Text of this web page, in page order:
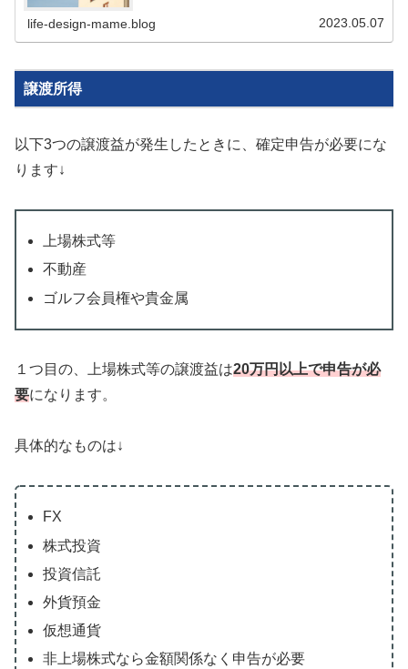
life-design-mame.blog 2023.05.07
譲渡所得
以下3つの譲渡益が発生したときに、確定申告が必要にな
ります↓
上場株式等
不動産
ゴルフ会員権や貴金属
１つ目の、上場株式等の譲渡益は20万円以上で申告が必
要になります。
具体的なものは↓
FX
株式投資
投資信託
外貨預金
仮想通貨
非上場株式なら金額関係なく申告が必要